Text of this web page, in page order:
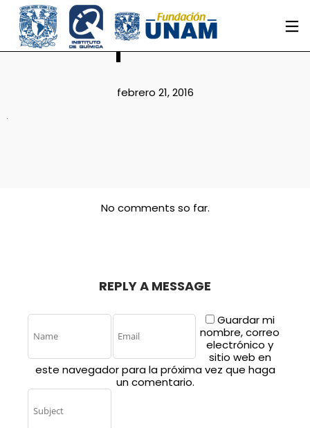
1
febrero 21, 2016
No comments so far.
REPLY A MESSAGE
Guardar mi
nombre, correo
electrónico y
sitio web en
este navegador para la próxima vez que haga
un comentario.